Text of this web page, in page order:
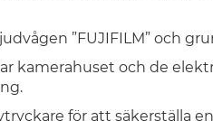
”FUJIFILM” och
kamerahuset och de
för att säkerställa